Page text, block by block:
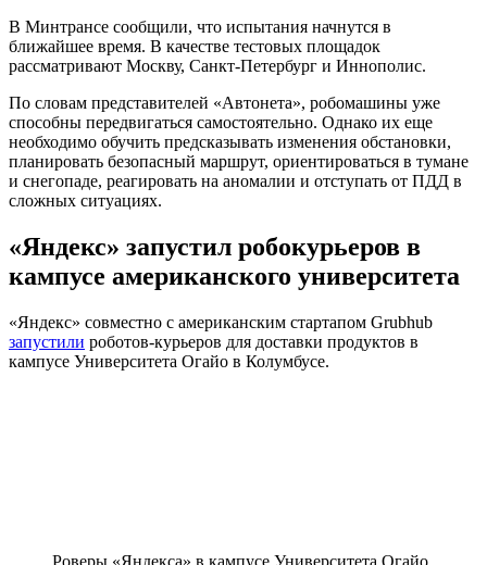
В Минтрансе сообщили, что испытания начнутся в
ближайшее время. В качестве тестовых площадок
рассматривают Москву, Санкт-Петербург и Иннополис.
По словам представителей «Автонета», робомашины уже
способны передвигаться самостоятельно. Однако их еще
необходимо обучить предсказывать изменения обстановки,
планировать безопасный маршрут, ориентироваться в тумане
и снегопаде, реагировать на аномалии и отступать от ПДД в
сложных ситуациях.
«Яндекс» запустил робокурьеров в
кампусе американского университета
«Яндекс» совместно с американским стартапом Grubhub
запустили роботов-курьеров для доставки продуктов в
кампусе Университета Огайо в Колумбусе.
Роверы «Яндекса» в кампусе Университета Огайо